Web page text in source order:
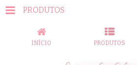
PRODUTOS
INÍCIO PRODUTOS